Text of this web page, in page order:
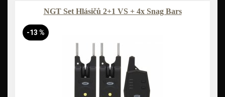
NGT Set Hlásičů 2+1 VS + 4x Snag Bars
-13 %